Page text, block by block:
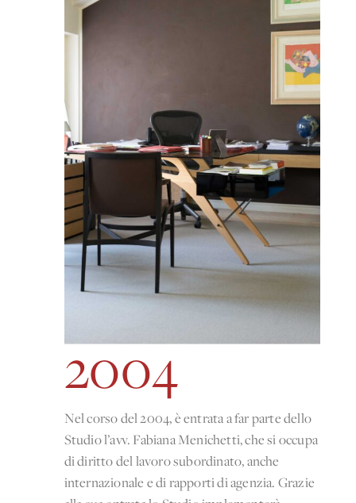
2004
Nel corso del 2004, è entrata a far parte dello
Studio l’avv. Fabiana Menichetti, che si occupa
di diritto del lavoro subordinato, anche
internazionale e di rapporti di agenzia. Grazie